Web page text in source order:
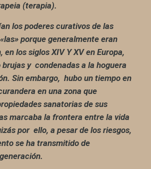
(terapia).
los poderes curativos de las
porque generalmente eran
en los siglos XIV Y XV en Europa,
y condenadas a la hoguera
Sin embargo, hubo un tiempo en
en una zona que
sanatorias de sus
marcaba la frontera entre la vida
por ello, a pesar de los riesgos,
se ha transmitido de